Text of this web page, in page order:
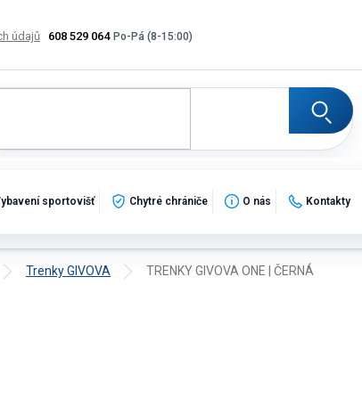
608 529 064
údajů Výměna, vrácení a reklamace zboží
sportovišť Chytré chrániče O nás Kontakty
Trenky GIVOVA TRENKY GIVOVA ONE | ČERNÁ